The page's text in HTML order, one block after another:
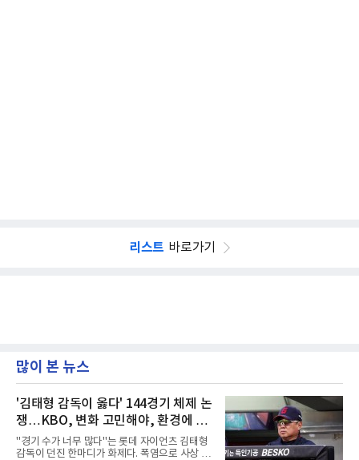
리스트 바로가기
많이 본 뉴스
'김태형 감독이 옳다' 144경기 체제 논
쟁…KBO, 변화 고민해야, 환경에 맞
는 경기 수가 바람직
"경기 수가 너무 많다"는 롯데 자이언츠 김태형
감독이 던진 한마디가 화제다. 폭염으로 사상 초